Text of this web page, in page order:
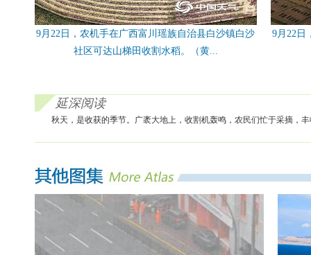
9月22日，农机手在广西富川瑶族自治县白沙镇白沙
社区可达山梯田收割水稻。（黄...
9月22日
延深阅读
秋天，是收获的季节。广袤大地上，收割机轰鸣，农民们忙于采摘，